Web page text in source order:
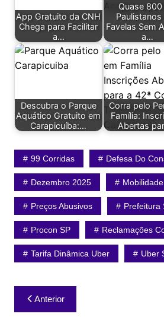
App Gratuito da CNH
Chega para Facilitar
a…
Quase 800
Paulistanos
Favelas Sem
a…
Descubra o Parque
Aquático Gratuito em
Carapicuíba:…
Corra pelo
Família:
Abertas
99 Corridas Defesa Do
Dezembro 2025
Preços Abusivos Prefeitura
Procon SP Reclamações
Tarifa Dinâmica Uber Uber
Navegação
de
Anterior